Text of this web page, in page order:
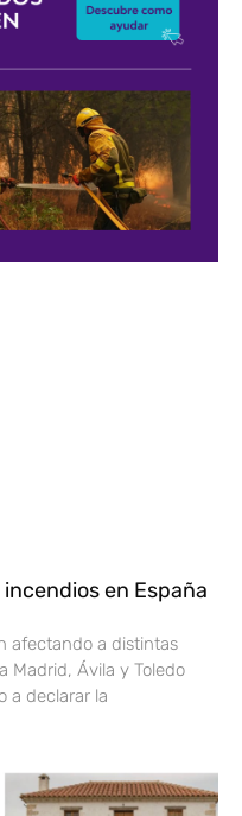
en España
afectando a distintas
Madrid, Ávila y Toledo
a declarar la